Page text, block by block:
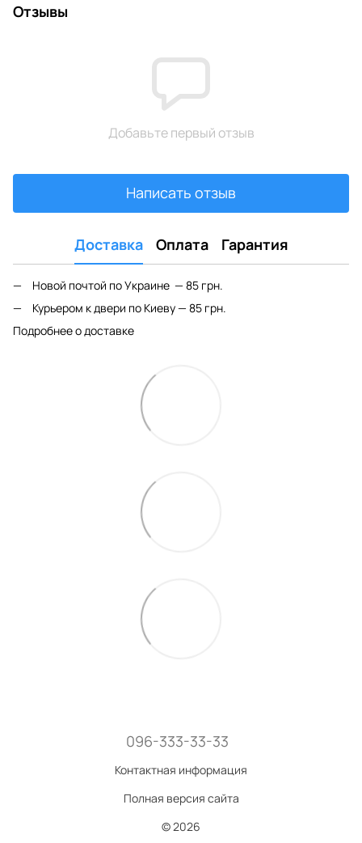
Отзывы
Добавьте первый отзыв
Написать отзыв
Доставка Оплата Гарантия
Новой почтой по Украине — 85 грн.
Курьером к двери по Киеву — 85 грн.
Подробнее о доставке
096-333-33-33
Контактная информация
Полная версия сайта
© 2026